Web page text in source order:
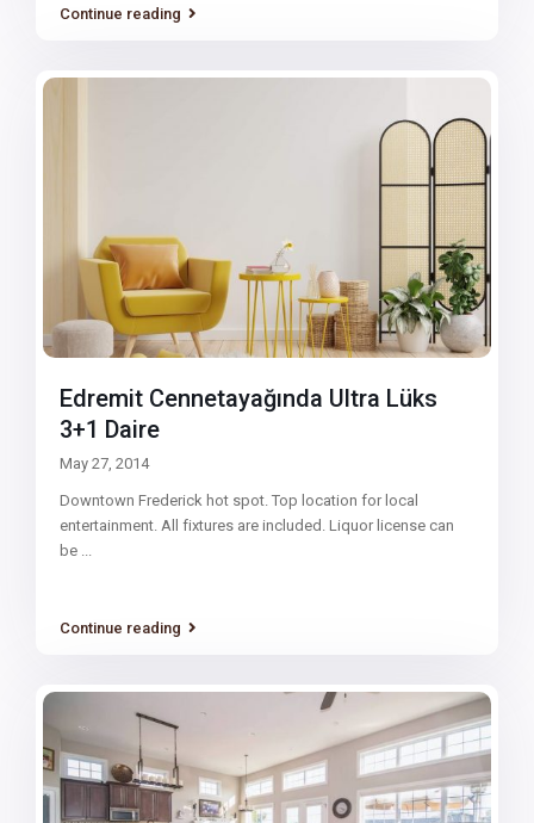
Continue reading
Edremit Cennetayağında Ultra Lüks
3+1 Daire
May 27, 2014
Downtown Frederick hot spot. Top location for local
entertainment. All fixtures are included. Liquor license can
be
Continue reading